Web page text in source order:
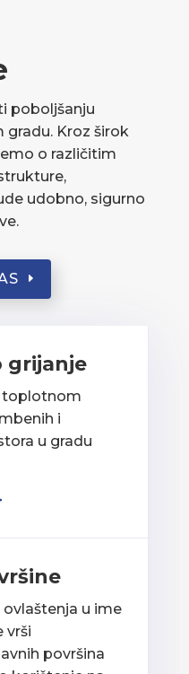
poboljšanju
gradu. Kroz širok
o različitim
udobno, sigurno
grijanje
toplotnom
i
u gradu
ovlaštenja u ime
vrši
površina